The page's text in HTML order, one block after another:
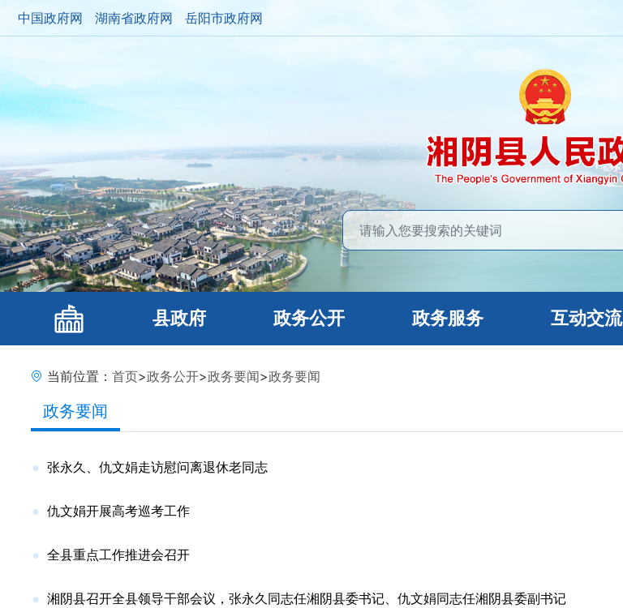
中国政府网 湖南省政府网 岳阳市政府网
县政府 政务公开 政务服务 互动交流
当前位置： 首页>政务公开>政务要闻>政务要闻
政务要闻
张永久、仇文娟走访慰问离退休老同志
仇文娟开展高考巡考工作
全县重点工作推进会召开
湘阴县召开全县领导干部会议，张永久同志任湘阴县委书记、仇文娟同志任湘阴县委副书记